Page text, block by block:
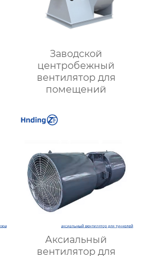
Заводской
центробежный
вентилятор для
помещений
Аксиальный
вентилятор для